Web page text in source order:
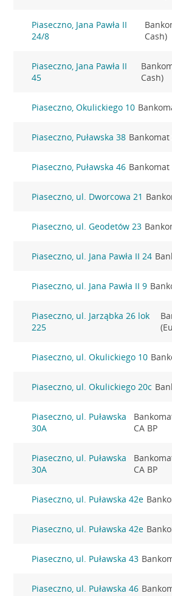
Piaseczno, Jana Pawła II
24/8
Cash)
Piaseczno, Jana Pawła II
45
Cash)
Piaseczno, Okulickiego 10
Piaseczno, Puławska 38 Bankomat
Piaseczno, Puławska 46 Bankomat
Piaseczno, ul. Dworcowa 21
Piaseczno, ul. Geodetów 23
Piaseczno, ul. Jana Pawła II 24
Piaseczno, ul. Jana Pawła II 9
Piaseczno, ul. Jarząbka 26 lok
225
Piaseczno, ul. Okulickiego 10
Piaseczno, ul. Okulickiego 20c
Piaseczno, ul. Puławska
30A
CA BP
Piaseczno, ul. Puławska
30A
CA BP
Piaseczno, ul. Puławska 42e
Piaseczno, ul. Puławska 42e
Piaseczno, ul. Puławska 43
Piaseczno, ul. Puławska 46